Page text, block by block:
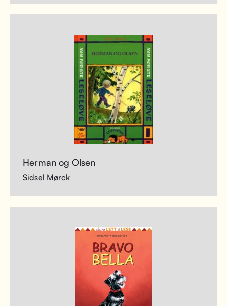
Herman og Olsen
Sidsel Mørck